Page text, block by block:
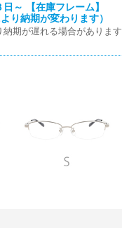
～ 【在庫フレーム】
り納期が変わります）
期が遅れる場合があります